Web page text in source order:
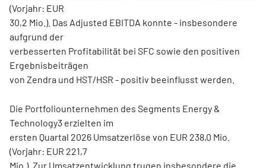
(Vorjahr: EUR
30,2 Mio.). Das Adjusted EBITDA konnte - insbesondere
aufgrund der
verbesserten Profitabilität bei SFC sowie den positiven
Ergebnisbeiträgen
von Zendra und HST/HSR - positiv beeinflusst werden.
Die Portfoliounternehmen des Segments Energy &
Technology3 erzielten im
ersten Quartal 2026 Umsatzerlöse von EUR 238,0 Mio.
(Vorjahr: EUR 221,7
Mio.). Zur Umsatzentwicklung trugen insbesondere die